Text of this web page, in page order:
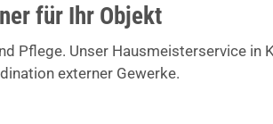
für Ihr Objekt
Pflege. Unser Hausmeisterservice in
externer Gewerke.